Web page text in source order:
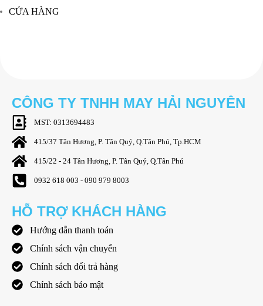
CỬA HÀNG
CÔNG TY TNHH MAY HẢI NGUYÊN
MST: 0313694483
415/37 Tân Hương, P. Tân Quý, Q.Tân Phú, Tp.HCM
415/22 - 24 Tân Hương, P. Tân Quý, Q.Tân Phú
0932 618 003 - 090 979 8003
HỖ TRỢ KHÁCH HÀNG
Hướng dẫn thanh toán
Chính sách vận chuyển
Chính sách đổi trả hàng
Chính sách bảo mật